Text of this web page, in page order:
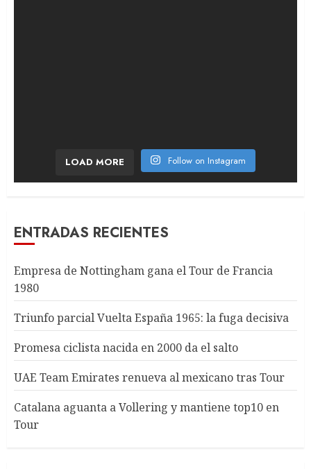
LOAD MORE Follow on Instagram
ENTRADAS RECIENTES
Empresa de Nottingham gana el Tour de Francia
1980
Triunfo parcial Vuelta España 1965: la fuga decisiva
Promesa ciclista nacida en 2000 da el salto
UAE Team Emirates renueva al mexicano tras Tour
Catalana aguanta a Vollering y mantiene top10 en
Tour